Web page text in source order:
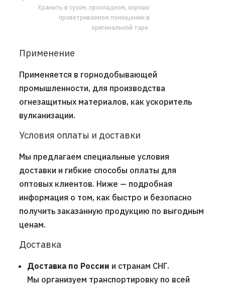
Хранить в сухом, прохладном, хорошо
проветриваемом помещении в
оригинальной таре.
Применение
Применяется в горнодобывающей
промышленности, для производства
огнезащитных материалов, как ускоритель
вулканизации.
Условия оплаты и доставки
Мы предлагаем специальные условия
доставки и гибкие способы оплаты для
оптовых клиентов. Ниже — подробная
информация о том, как быстро и безопасно
получить заказанную продукцию по выгодным
ценам.
Доставка
Доставка по России и странам СНГ.
Мы организуем транспортировку по всей